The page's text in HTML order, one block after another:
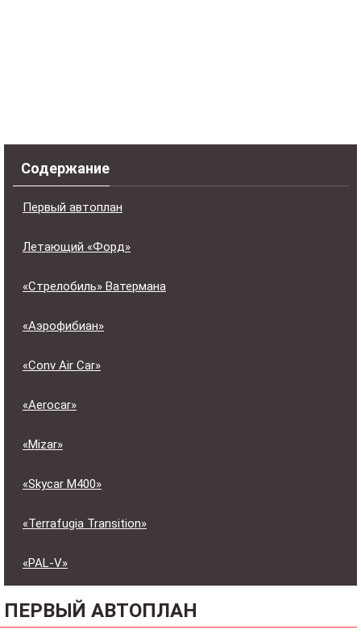
Содержание
Первый автоплан
Летающий «Форд»
«Стрелобиль» Ватермана
«Аэрофибиан»
«Conv Air Car»
«Aerocar»
«Mizar»
«Skycar M400»
«Terrafugia Transition»
«PAL-V»
ПЕРВЫЙ АВТОПЛАН